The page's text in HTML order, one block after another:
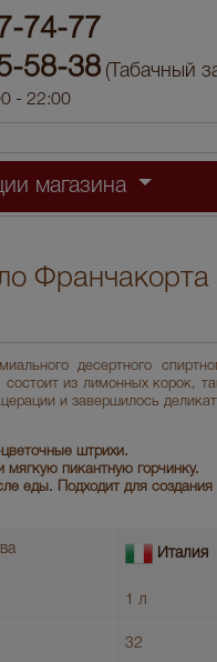
74-77
58-38 (Табачный
- 22:00
магазина
десертного
из лимонных корок,
и завершилось
штрихи.
мягкую пикантную горчинку.
еды. Подходит для
Италия
1 л
32